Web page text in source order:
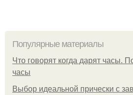
Популярные материалы
Что говорят когда дарят часы.
часы
Выбор идеальной прически с